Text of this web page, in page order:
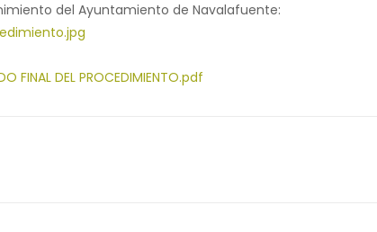
del Ayuntamiento de Navalafuente:
FINAL DEL PROCEDIMIENTO.pdf